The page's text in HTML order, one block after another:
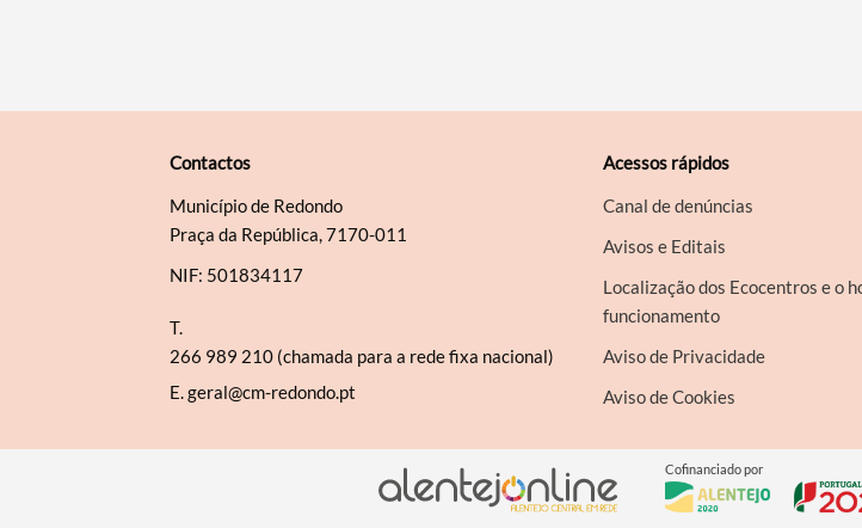
Contactos
Município de Redondo
Praça da República, 7170-011
NIF: 501834117
T.
266 989 210 (chamada para a rede fixa nacional)
E.geral@cm-redondo.pt
Acessos rápidos
Canal de denúncias
Avisos e Editais
Localização dos Ecocentros e o
funcionamento
Aviso de Privacidade
Aviso de Cookies
Cofinanciado por